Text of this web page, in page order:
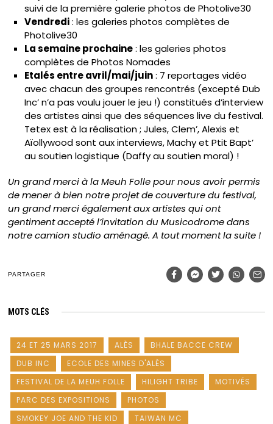
suivi de la première galerie photos de Photolive30
Vendredi: les galeries photos complètes de
Photolive30
La semaine prochaine: les galeries photos
complètes de Photos Nomades
Etalés entre avril/mai/juin: 7 reportages vidéo
avec chacun des groupes rencontrés (excepté Dub
Inc’ n’a pas voulu jouer le jeu !) constitués d’interview
des artistes ainsi que des séquences live du festival.
Tetex est à la réalisation ; Jules, Clem’, Alexis et
Aïollywood sont aux interviews, Machy et Ptit Bapt’
au soutien logistique (Daffy au soutien moral) !
Un grand merci à la Meuh Folle pour nous avoir permis
de mener à bien notre projet de couverture du festival,
un grand merci également aux artistes qui ont
gentiment accepté l’invitation du Musicodrome dans
notre camion studio aménagé. A tout moment la suite !
PARTAGER
MOTS CLÉS
24 ET 25 MARS 2017 ALÈS
BHALE BACCE CREW
DUB INC
ECOLE DES MINES D'ALÈS
FESTIVAL DE LA MEUH FOLLE
HILIGHT TRIBE
MOTIVÉS
PARC DES EXPOSITIONS
PHOTOS
SMOKEY JOE AND THE KID
TAIWAN MC